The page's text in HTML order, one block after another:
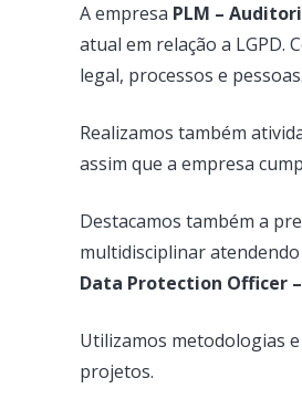
A empresa PLM –
atual em relação a LGPD.
legal, processos e pessoas.
Realizamos também
assim que a empresa
Destacamos também a
multidisciplinar
Data Protection Officer –
Utilizamos metodologias
projetos.